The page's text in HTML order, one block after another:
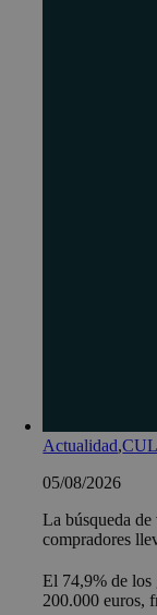
Actualidad,
05/08/2026
La búsqueda
compradores
El 74,9% de los
200.000 euros,